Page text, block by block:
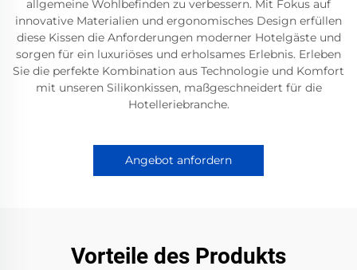
allgemeine Wohlbefinden zu verbessern. Mit Fokus auf
innovative Materialien und ergonomisches Design erfüllen
diese Kissen die Anforderungen moderner Hotelgäste und
sorgen für ein luxuriöses und erholsames Erlebnis. Erleben
Sie die perfekte Kombination aus Technologie und Komfort
mit unseren Silikonkissen, maßgeschneidert für die
Hotelleriebranche.
Angebot anfordern
Vorteile des Produkts